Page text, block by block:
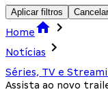
Aplicar filtros Cancelar
Home
Notícias
Séries, TV e
Assista ao novo